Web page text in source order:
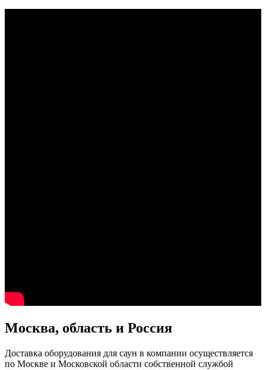
Москва, область и Россия
Доставка оборудования для саун в компании осуществляется
по Москве и Московской области собственной службой